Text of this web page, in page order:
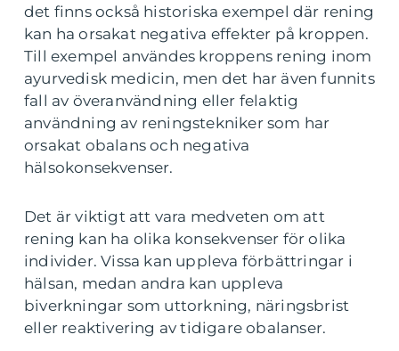
det finns också historiska exempel där rening
kan ha orsakat negativa effekter på kroppen.
Till exempel användes kroppens rening inom
ayurvedisk medicin, men det har även funnits
fall av överanvändning eller felaktig
användning av reningstekniker som har
orsakat obalans och negativa
hälsokonsekvenser.
Det är viktigt att vara medveten om att
rening kan ha olika konsekvenser för olika
individer. Vissa kan uppleva förbättringar i
hälsan, medan andra kan uppleva
biverkningar som uttorkning, näringsbrist
eller reaktivering av tidigare obalanser.